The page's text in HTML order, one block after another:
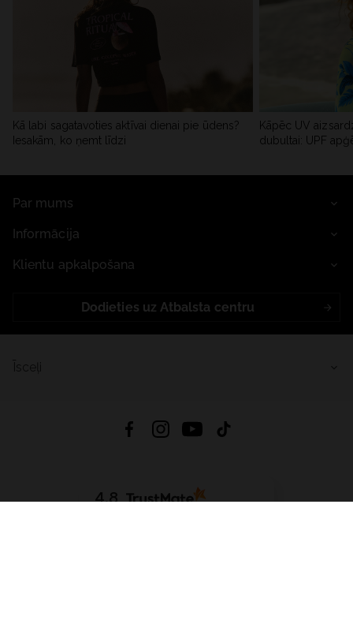
Kā labi sagatavoties aktīvai dienai pie ūdens?
Iesakām, ko ņemt līdzi
Kāpēc UV
dubultai: UPF
Par mums
Informācija
Klientu apkalpošana
Dodieties uz Atbalsta centru
4.8